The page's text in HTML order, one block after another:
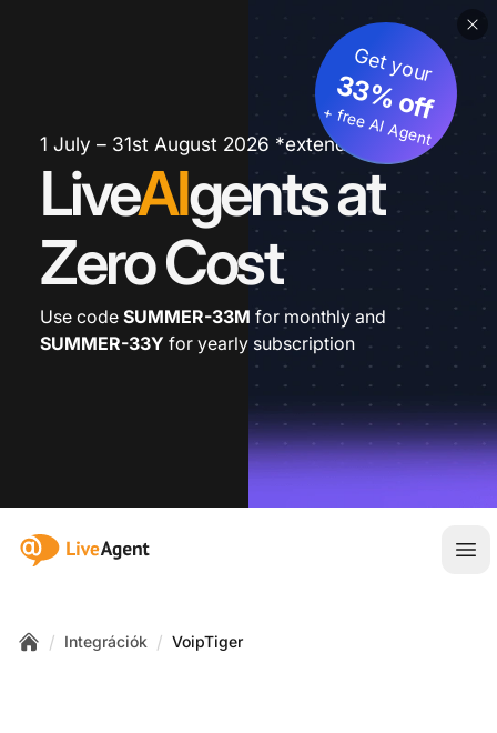
1 July – 31st August 2026 *extended
LiveAIgents at
Zero Cost
Get your
33% off
+ free AI Agent
Use code SUMMER-33M for monthly and
SUMMER-33Y for yearly subscription
:site.title
/ Integrációk / VoipTiger